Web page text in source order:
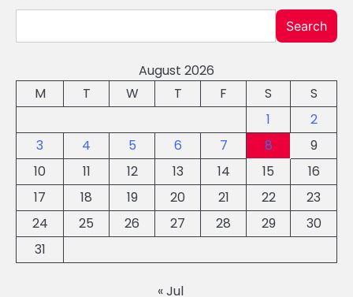
Search
August 2026
M
T W T F S
S
1
2
3
4 5 6 7 8
9
10
11 12 13 14 15
16
17
18 19 20 21 22
23
24
25 26 27 28 29
30
31
« Jul